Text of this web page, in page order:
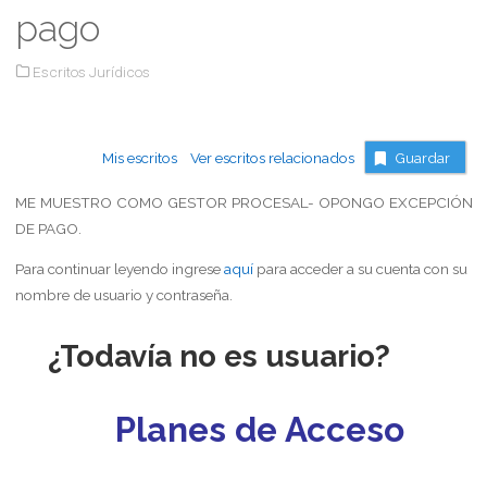
pago
Escritos Jurídicos
Mis escritos Ver escritos relacionados Guardar
ME MUESTRO COMO GESTOR PROCESAL- OPONGO EXCEPCIÓN
DE PAGO.
Para continuar leyendo ingreseaquípara acceder a su cuenta con su
nombre de usuario y contraseña.
¿Todavía no es usuario?
Planes de Acceso